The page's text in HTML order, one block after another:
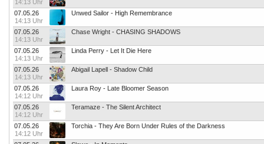
14:13 Uhr
07.05.26
14:13 Uhr
Unwed Sailor - High Remembrance
07.05.26
14:13 Uhr
Chase Wright - CHASING SHADOWS
07.05.26
14:13 Uhr
Linda Perry - Let It Die Here
07.05.26
14:13 Uhr
Abigail Lapell - Shadow Child
07.05.26
14:12 Uhr
Laura Roy - Late Bloomer Season
07.05.26
14:12 Uhr
Teramaze - The Silent Architect
07.05.26
14:12 Uhr
Torchia - They Are Born Under Rules of the Darkness